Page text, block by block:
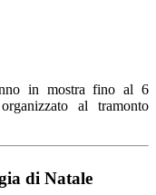
in mostra fino al 6
al tramonto
di Natale